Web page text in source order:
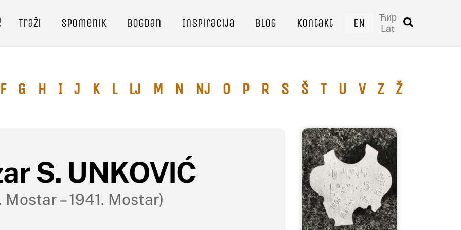
Ћир
Lat
Traži Spomenik Bogdan Inspiracija Blog Kontakt EN
F G H I J K L Lj M N Nj O P R S Š T U V Z Ž
S. UNKOVIĆ
Mostar – 1941. Mostar)